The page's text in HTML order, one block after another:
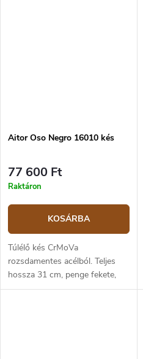
Aitor Oso Negro 16010 kés
77 600 Ft
Raktáron
KOSÁRBA
Túlélő kés CrMoVa
rozsdamentes acélból. Teljes
hossza 31 cm, penge fekete,
18,5 cm hosszú. Gumírozott